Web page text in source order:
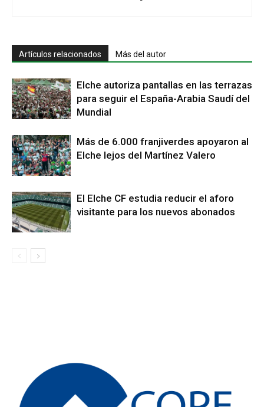
Artículos relacionados Más del autor
Elche autoriza pantallas en las terrazas
para seguir el España-Arabia Saudí del
Mundial
Más de 6.000 franjiverdes apoyaron al
Elche lejos del Martínez Valero
El Elche CF estudia reducir el aforo
visitante para los nuevos abonados